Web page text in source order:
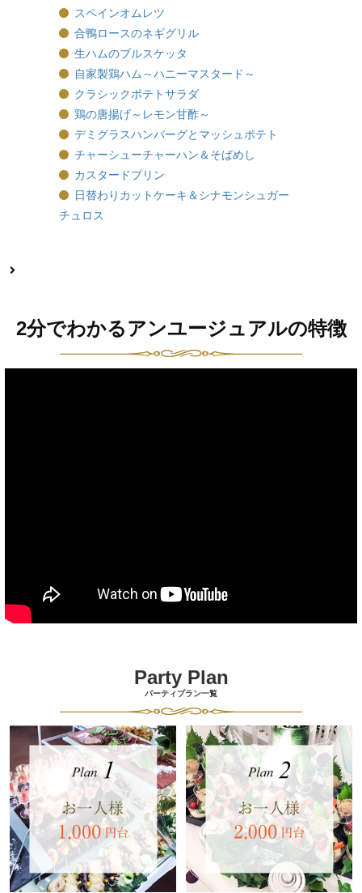
スペインオムレツ
合鴨ロースのネギグリル
生ハムのブルスケッタ
自家製鶏ハム～ハニーマスタード～
クラシックポテトサラダ
鶏の唐揚げ～レモン甘酢～
デミグラスハンバーグとマッシュポテト
チャーシューチャーハン＆そばめし
カスタードプリン
日替わりカットケーキ＆シナモンシュガー
チュロス
2分でわかるアンユージュアルの特徴
Party Plan
パーティプラン一覧